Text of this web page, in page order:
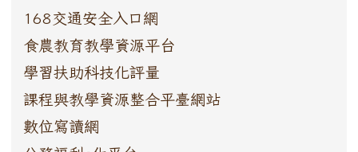
168交通安全入口網
食農教育教學資源平台
學習扶助科技化評量
課程與教學資源整合平臺網站
數位寫讀網